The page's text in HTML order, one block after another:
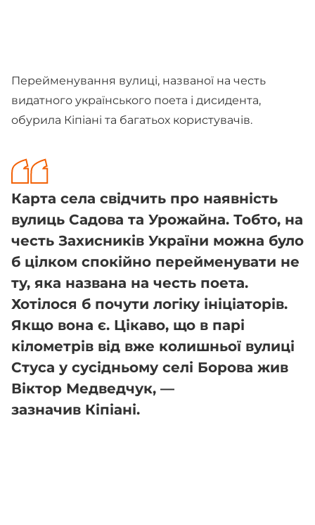
Перейменування вулиці, названої на честь
видатного українського поета і дисидента,
обурила Кіпіані та багатьох користувачів.
Карта села свідчить про наявність
вулиць Садова та Урожайна. Тобто, на
честь Захисників України можна було
б цілком спокійно перейменувати не
ту, яка названа на честь поета.
Хотілося б почути логіку ініціаторів.
Якщо вона є. Цікаво, що в парі
кілометрів від вже колишньої вулиці
Стуса у сусідньому селі Борова жив
Віктор Медведчук, —
зазначив Кіпіані.